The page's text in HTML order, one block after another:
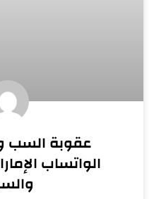
عقوبة السب
الواتساب